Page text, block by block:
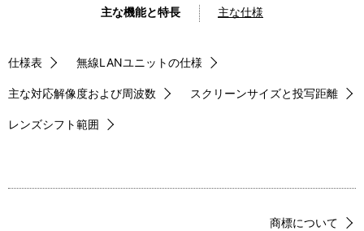
主な機能と特長 主な仕様
仕様表 無線LANユニットの仕様
主な対応解像度および周波数 スクリーンサイズと投写距離
レンズシフト範囲
商標について